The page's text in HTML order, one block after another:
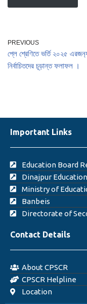
PREVIOUS
প্লে শ্রেণিতে ভর্তি ২০২৫
নির্বাচিতদের চূড়ান্ত ফলাফল ।
Important Links
Education Board
Dinajpur
Ministry of
Banbeis
Directorate of
Contact Details
About CPSCR
CPSCR Helpline
Location